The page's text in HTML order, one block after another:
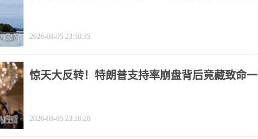
2026-08-05 23:50:35
惊天大反转！特朗普支持率崩盘背后竟藏致命一
2026-08-05 23:26:26